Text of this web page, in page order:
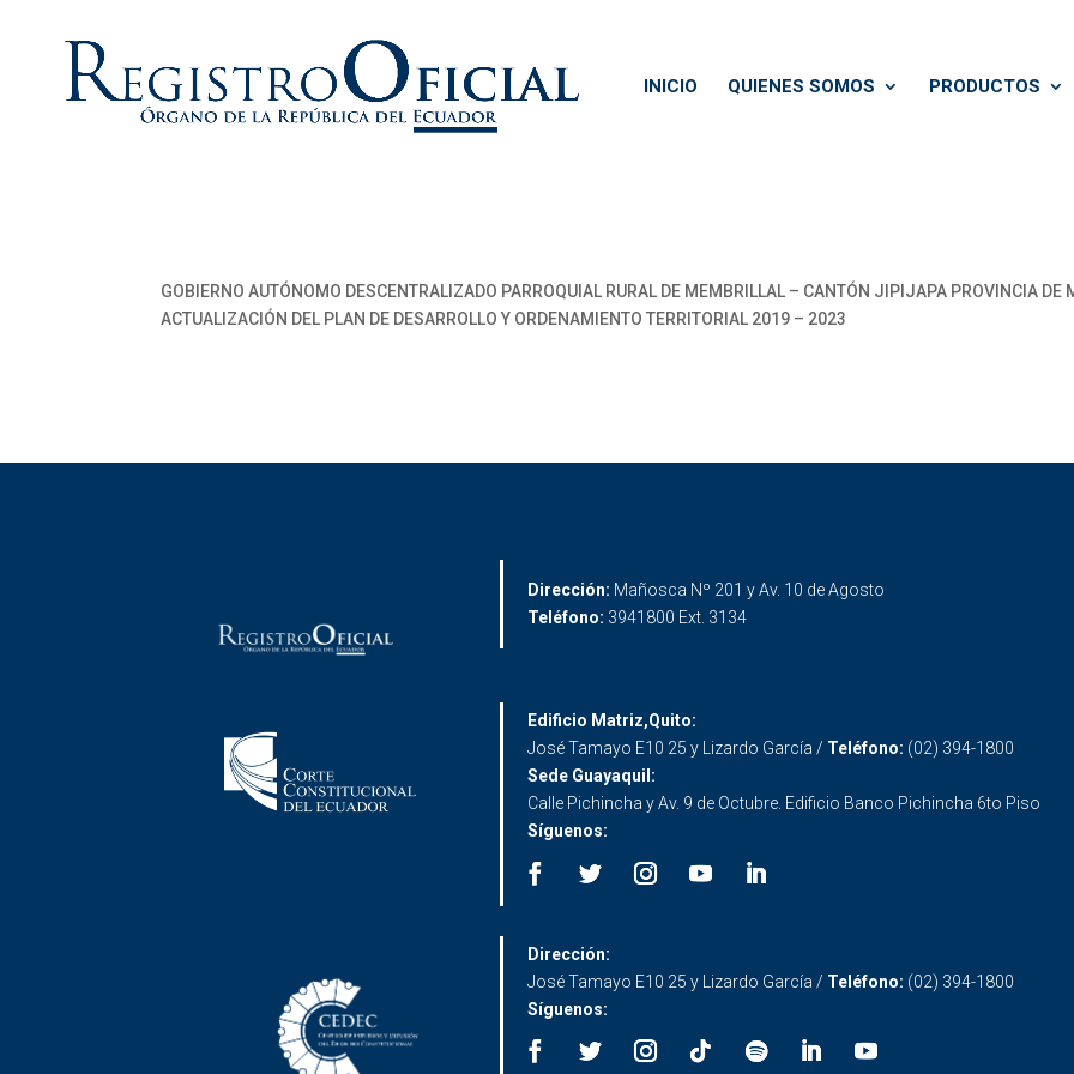
INICIO QUIENES SOMOS PRODUCTOS
GOBIERNO AUTÓNOMO DESCENTRALIZADO PARROQUIAL RURAL DE MEMBRILLAL – CANTÓN JIPIJAPA PROVINCIA DE
ACTUALIZACIÓN DEL PLAN DE DESARROLLO Y ORDENAMIENTO TERRITORIAL 2019 – 2023
Dirección: Mañosca Nº 201 y Av. 10 de Agosto
Teléfono: 3941800 Ext. 3134
Edificio Matriz,Quito:
José Tamayo E10 25 y Lizardo García / Teléfono: (02) 394-1800
Sede Guayaquil:
Calle Pichincha y Av. 9 de Octubre. Edificio Banco Pichincha 6to Piso
Síguenos:
Dirección:
José Tamayo E10 25 y Lizardo García / Teléfono: (02) 394-1800
Síguenos: